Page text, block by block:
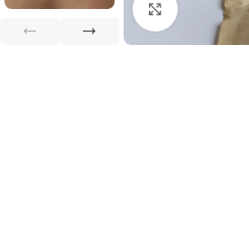
Büyütmek